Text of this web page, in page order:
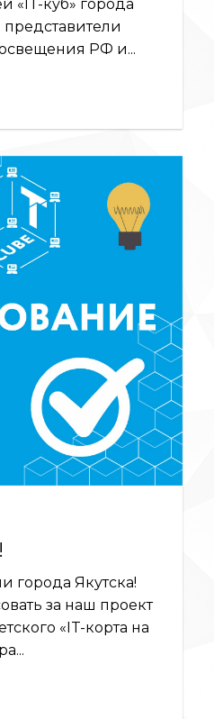
«IT-куб» города
представители
РФ и...
города Якутска!
за наш проект
«IT-корта на